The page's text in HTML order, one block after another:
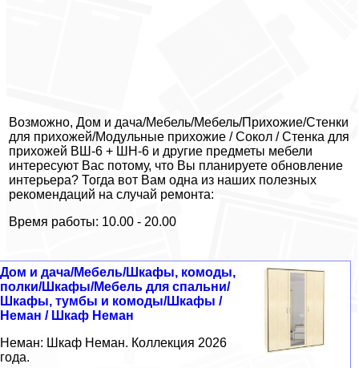
Возможно, Дом и дача/Мебель/Мебель/Прихожие/Стенки
для прихожей/Модульные прихожие / Сокол / Стенка для
прихожей ВШ-6 + ШН-6 и другие предметы мебели
интересуют Вас потому, что Вы планируете обновление
интерьера? Тогда вот Вам одна из наших полезных
рекомендаций на случай ремонта:
Время работы: 10.00 - 20.00
Дом и дача/Мебель/Шкафы, комоды,
полки/Шкафы/Мебель для спальни/
Шкафы, тумбы и комоды/Шкафы /
Неман / Шкаф Неман
Неман: Шкаф Неман. Коллекция 2026
года.